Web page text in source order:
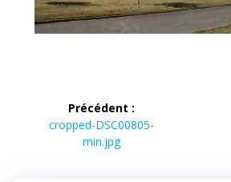
Navigation
Précédent :
Article
précédent :
cropped-DSC00805-
min.jpg